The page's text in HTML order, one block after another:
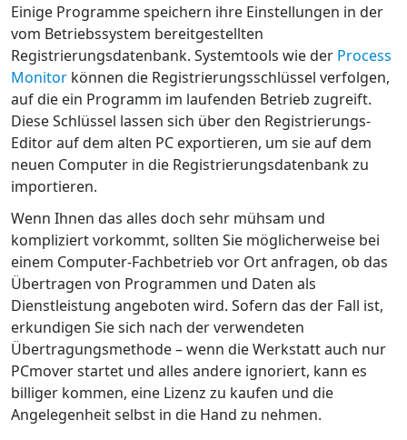
Einige Programme speichern ihre Einstellungen in der
vom Betriebssystem bereitgestellten
Registrierungsdatenbank. Systemtools wie der Process
Monitor können die Registrierungsschlüssel verfolgen,
auf die ein Programm im laufenden Betrieb zugreift.
Diese Schlüssel lassen sich über den Registrierungs-
Editor auf dem alten PC exportieren, um sie auf dem
neuen Computer in die Registrierungsdatenbank zu
importieren.
Wenn Ihnen das alles doch sehr mühsam und
kompliziert vorkommt, sollten Sie möglicherweise bei
einem Computer-Fachbetrieb vor Ort anfragen, ob das
Übertragen von Programmen und Daten als
Dienstleistung angeboten wird. Sofern das der Fall ist,
erkundigen Sie sich nach der verwendeten
Übertragungsmethode – wenn die Werkstatt auch nur
PCmover startet und alles andere ignoriert, kann es
billiger kommen, eine Lizenz zu kaufen und die
Angelegenheit selbst in die Hand zu nehmen.